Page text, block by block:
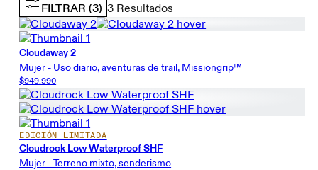
FILTRAR (3) 3 Resultados
Cloudaway 2
Mujer - Uso diario, aventuras de trail, Missiongrip™
$949.990
EDICIÓN LIMITADA
Cloudrock Low Waterproof SHF
Mujer - Terreno mixto, senderismo